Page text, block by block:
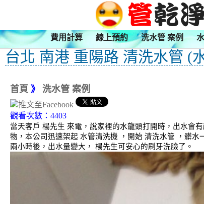
費用計算 線上預約 洗水管 案例
台北 南港 重陽路 清洗水管 (
首頁 》 洗水管 案例
觀看次數：4403
當天客戶 楊先生 來電，說家裡的水龍頭打開時，出水會
物，本公司迅速架起 水管清洗機 ，開始 清洗水管 ，髒
兩小時後，出水量變大， 楊先生可安心的刷牙洗臉了。